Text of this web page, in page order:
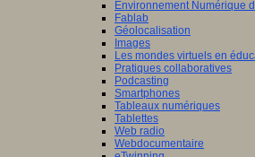
Environnement Numérique
Fablab
Géolocalisation
Images
Les mondes virtuels en
Pratiques collaboratives
Podcasting
Smartphones
Tableaux numériques
Tablettes
Web radio
Webdocumentaire